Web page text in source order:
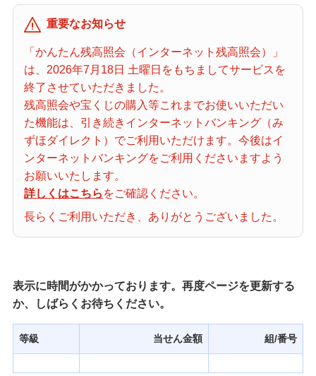
購入した宝くじの確認方法について
「代金が引き落としされない」「購入明細に表示されない」にお答えしま
す。
宝くじホーム
当せん番号案内
宝くじの購入・照会
宝くじ商品一覧
初めての方へ
みずほ銀行店舗・ATM
重要なお知らせ
「かんたん残高照会（インターネット残高照会）」
は、2026年7月18日 土曜日をもちましてサービスを
終了させていただきました。
残高照会や宝くじの購入等これまでお使いいただい
た機能は、引き続きインターネットバンキング（み
ずほダイレクト）でご利用いただけます。今後はイ
ンターネットバンキングをご利用くださいますよう
お願いいたします。
詳しくはこちら をご確認ください。
長らくご利用いただき、ありがとうございました。
表示に時間がかかっております。再度ページを更新する
か、しばらくお待ちください。
等級 当せん金額 組/番号